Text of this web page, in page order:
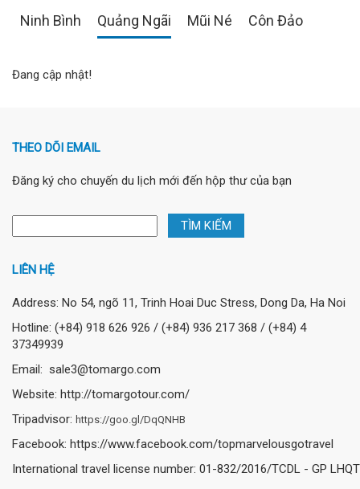
Ninh Bình
Quảng Ngãi Mũi Né Côn Đảo
Đang cập nhật!
THEO DÕI EMAIL
Đăng ký cho chuyến du lịch mới đến hộp thư của bạn
LIÊN HỆ
Address: No 54, ngõ 11, Trinh Hoai Duc Stress, Dong Da, Ha Noi
Hotline: (+84) 918 626 926 / (+84) 936 217 368 / (+84) 4
37349939
Email: sale3@tomargo.com
Website: http://tomargotour.com/
Tripadvisor: https://goo.gl/DqQNHB
Facebook: https://www.facebook.com/topmarvelousgotravel
International travel license number: 01-832/2016/TCDL - GP LHQT